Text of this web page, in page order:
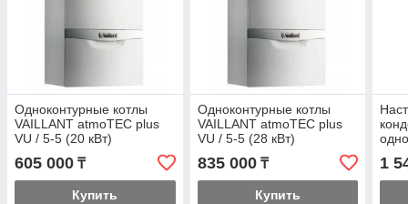
Одноконтурные котлы
VAILLANT atmoTEC plus
VU / 5-5 (20 кВт)
605 000 ₸
Купить
Одноконтурные котлы
VAILLANT atmoTEC plus
VU / 5-5 (28 кВт)
835 000₸
Купить
- 35
1